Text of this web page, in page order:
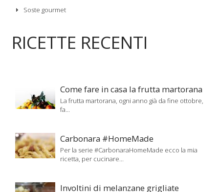
Soste gourmet
RICETTE RECENTI
Come fare in casa la frutta martorana
La frutta martorana, ogni anno già da fine ottobre,
fa...
Carbonara #HomeMade
Per la serie #CarbonaraHomeMade ecco la mia
ricetta, per cucinare...
Involtini di melanzane grigliate